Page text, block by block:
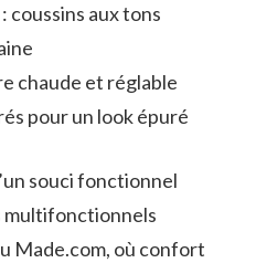
coussins aux tons
chaude et réglable
pour un look épuré
souci fonctionnel
multifonctionnels
Made.com, où confort